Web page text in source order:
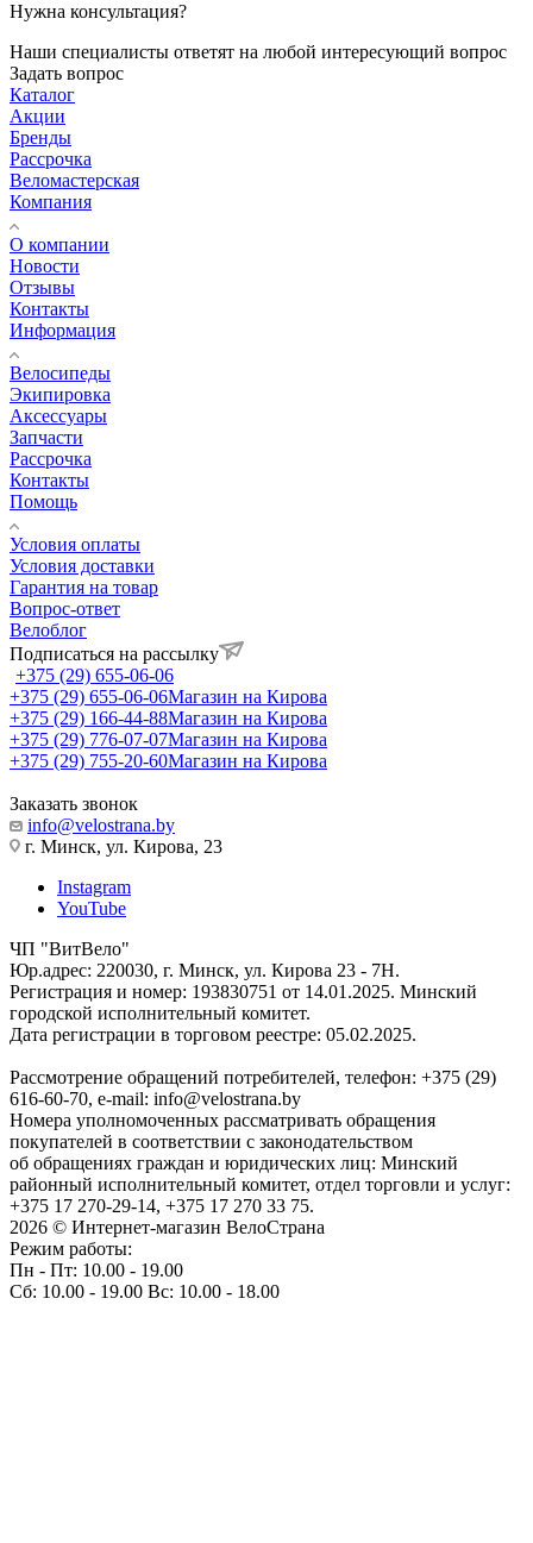
Нужна консультация?
Наши специалисты ответят на любой интересующий вопрос
Задать вопрос
Каталог
Акции
Бренды
Рассрочка
Веломастерская
Компания
О компании
Новости
Отзывы
Контакты
Информация
Велосипеды
Экипировка
Аксессуары
Запчасти
Рассрочка
Контакты
Помощь
Условия оплаты
Условия доставки
Гарантия на товар
Вопрос-ответ
Велоблог
Подписаться на рассылку
+375 (29) 655-06-06
+375 (29) 655-06-06Магазин на Кирова
+375 (29) 166-44-88Магазин на Кирова
+375 (29) 776-07-07Магазин на Кирова
+375 (29) 755-20-60Магазин на Кирова
Заказать звонок
info@velostrana.by
г. Минск, ул. Кирова, 23
Instagram
YouTube
ЧП "ВитВело"
Юр.адрес: 220030, г. Минск, ул. Кирова 23 - 7Н.
Регистрация и номер: 193830751 от 14.01.2025. Минский
городской исполнительный комитет.
Дата регистрации в торговом реестре: 05.02.2025.
Рассмотрение обращений потребителей, телефон: +375 (29)
616-60-70, e-mail: info@velostrana.by
Номера уполномоченных рассматривать обращения
покупателей в соответствии с законодательством
об обращениях граждан и юридических лиц: Минский
районный исполнительный комитет, отдел торговли и услуг:
+375 17 270-29-14, +375 17 270 33 75.
2026 © Интернет-магазин ВелоСтрана
Режим работы:
Пн - Пт: 10.00 - 19.00
Сб: 10.00 - 19.00 Вс: 10.00 - 18.00